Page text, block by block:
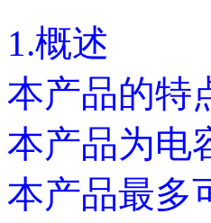
1.概述
本产品的特
本产品为电
本产品最多